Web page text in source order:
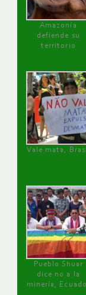
Amazonía
defiende su
territorio
Vale mata, Brasil
Pueblo Shuar
dice no a la
minería,